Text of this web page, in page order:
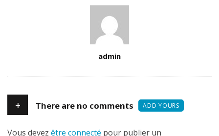
admin
+ There are no comments ADD YOURS
Vous devez être connecté pour publier un